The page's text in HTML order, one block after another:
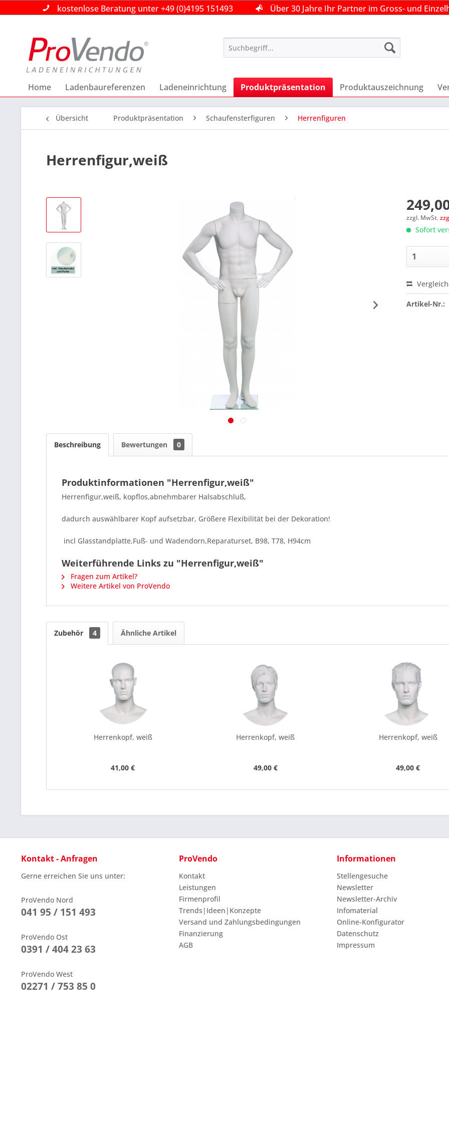
kostenlose Beratung unter +49 (0)4195 151493 Über 30 Jahre Ihr Partner im Gross- und
kostenlose Beratung unter +49 (0)4195 151493 Über 30 Jahre Ihr Partner im Gross- und
Home Ladenbaureferenzen Ladeneinrichtung Produktpräsentation Produktauszeichnung
Übersicht Produktpräsentation Schaufensterfiguren Herrenfiguren
Herrenfigur,weiß
zzgl. MwSt.
Sofort
Preis
Ich
Artikel-Nr.:
Beschreibung Bewertungen 0
Produktinformationen "Herrenfigur,weiß"
Herrenfigur,weiß, kopflos,abnehmbarer Halsabschluß,
dadurch auswählbarer Kopf aufsetzbar, Größere Flexibilität bei der Dekoration!
incl Glasstandplatte,Fuß- und Wadendorn,Reparaturset, B98, T78, H94cm
Weiterführende Links zu "Herrenfigur,weiß"
Fragen zum Artikel?
Weitere Artikel von ProVendo
Zubehör 4 Ähnliche Artikel
Herrenkopf, weiß
41,00 €
Herrenkopf, weiß
49,00 €
Herrenkopf, weiß
49,00 €
kostenlose Beratung unter +49 (0)4195 151493 Über 30 Jahre Ihr Partner im Gross- und
Kontakt - Anfragen
Gerne erreichen Sie uns unter:
ProVendo Nord
041 95 / 151 493
ProVendo Ost
0391 / 404 23 63
ProVendo West
02271 / 753 85 0
ProVendo
Kontakt
Leistungen
Firmenprofil
Trends|Ideen|Konzepte
Versand und Zahlungsbedingungen
Finanzierung
AGB
Informationen
Stellengesuche
Newsletter
Newsletter-Archiv
Infomaterial
Online-Konfigurator
Datenschutz
Impressum